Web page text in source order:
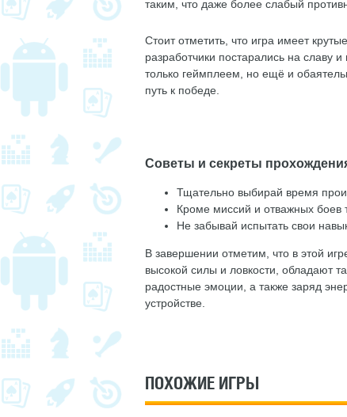
таким, что даже более слабый
Стоит отметить, что игра имеет
разработчики постарались на славу
только геймплеем, но ещё и
путь к победе.
Советы и секреты
Тщательно выбирай время
Кроме миссий и отважных боев
Не забывай испытать свои
В завершении отметим, что в этой
высокой силы и ловкости, обладают
радостные эмоции, а также заряд
устройстве.
ПОХОЖИЕ ИГРЫ